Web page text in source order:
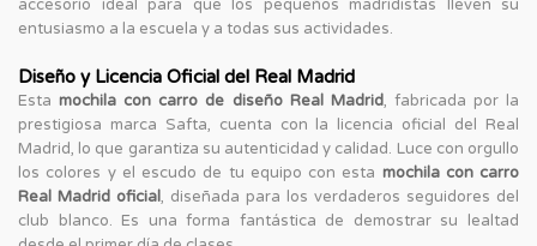
accesorio ideal para que los pequeños madridistas lleven su
entusiasmo a la escuela y a todas sus actividades.
Diseño y Licencia Oficial del Real Madrid
Estamochila con carro de diseño Real Madrid, fabricada por la
prestigiosa marca Safta, cuenta con la licencia oficial del Real
Madrid, lo que garantiza su autenticidad y calidad. Luce con orgullo
los colores y el escudo de tu equipo con esta mochila con carro
Real Madrid oficial, diseñada para los verdaderos seguidores del
club blanco. Es una forma fantástica de demostrar su lealtad